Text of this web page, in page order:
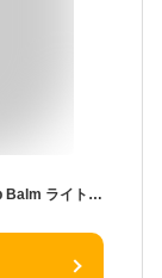
YNM ワイエヌエム ハニーリップバーム Honey Lip Balm ライトピンク オレンジレッド 韓国コスメ 正規品 オリーブヤング リップ ティント 国内発送